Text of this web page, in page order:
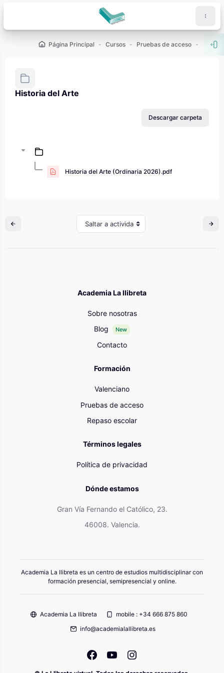
Página Principal Cursos Pruebas de acceso PAU -
Historia del Arte
Descargar carpeta
Historia del Arte (Ordinaria 2026).pdf
Saltar a actividad
Academia La llibreta
Sobre nosotras
Blog
New
Contacto
Formación
Valenciano
Pruebas de acceso
Repaso escolar
Términos legales
Política de privacidad
Dónde estamos
Gran Vía Fernando el Católico, 23.
46008. Valencia.
Academia La llibreta es un centro de estudios multidisciplinar con
formación presencial, semipresencial y online.
Academia La llibreta
mobile : +34 666 875 860
info@academialallibreta.es